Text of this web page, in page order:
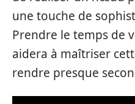
une touche de
Prendre le temps de
aidera à maîtriser
rendre presque